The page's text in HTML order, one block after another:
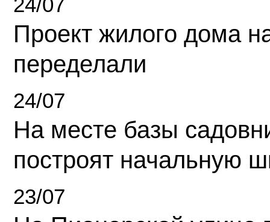
Проект жилого дома
переделали
24/07
На месте базы
построят начальную
23/07